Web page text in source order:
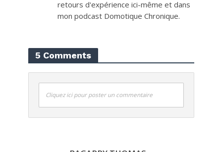
retours d'expérience ici-même et dans
mon podcast Domotique Chronique.
5 Comments
Cliquez ici pour poster un commentaire